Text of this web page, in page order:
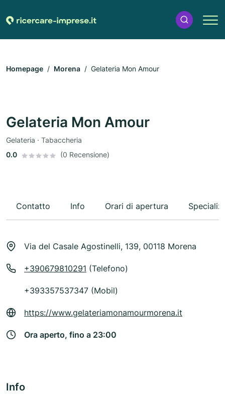
Homepage Morena Gelateria Mon Amour
Gelateria Mon Amour
Gelateria · Tabaccheria
0.0
(0 Recensione)
Contatto Info Orari di apertura
Via del Casale Agostinelli, 139, 00118 Morena
+390679810291 (Telefono)
+393357537347 (Mobil)
https://www.gelateriamonamourmorena.it
Ora aperto, fino a 23:00
Info